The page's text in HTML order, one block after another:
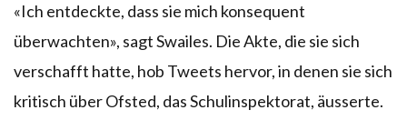
«Ich entdeckte, dass sie mich konsequent
überwachten», sagt Swailes. Die Akte, die sie sich
verschafft hatte, hob Tweets hervor, in denen sie sich
kritisch über Ofsted, das Schulinspektorat, äusserte.